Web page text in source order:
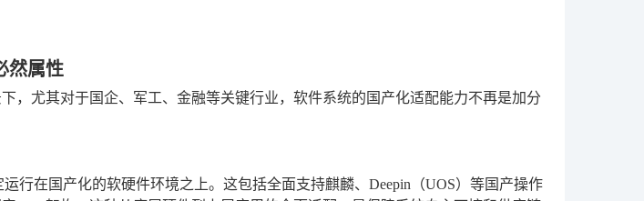
然属性
，尤其对于国企、军工、金融等关键行业，软件系统的国产化适配能力不再是加分
行在国产化的软硬件环境之上。这包括全面支持麒麟、Deepin（UOS）等国产操作